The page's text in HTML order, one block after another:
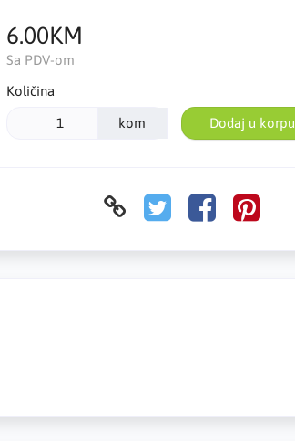
6.00KM
Sa PDV-om
Količina
kom Dodaj u korpu